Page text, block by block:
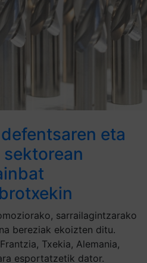
eta
sarrailagintzarako
bereziak ekoizten ditu.
Txekia, Alemania,
esportatzetik dator.